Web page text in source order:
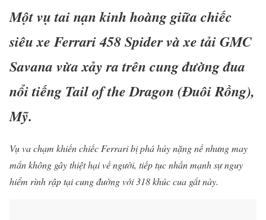
Một vụ tai nạn kinh hoàng giữa chiếc
siêu xe Ferrari 458 Spider và xe tải GMC
Savana vừa xảy ra trên cung đường đua
nổi tiếng Tail of the Dragon (Đuôi Rồng),
Mỹ.
Vụ va chạm khiến chiếc Ferrari bị phá hủy nặng nề nhưng may
mắn không gây thiệt hại về người, tiếp tục nhấn mạnh sự nguy
hiểm rình rập tại cung đường với 318 khúc cua gắt này.